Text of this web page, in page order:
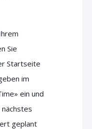
Sie
Startseite
im
ein und
nächstes
geplant